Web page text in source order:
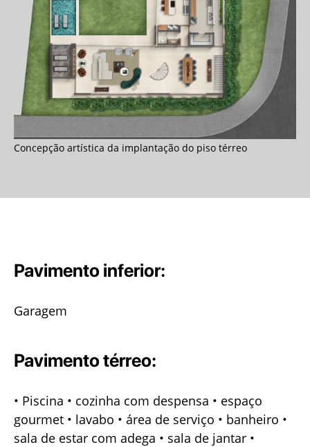
Concepção artística da implantação do piso térreo
Pavimento inferior:
Garagem
Pavimento térreo:
• Piscina • cozinha com despensa • espaço
gourmet • lavabo • área de serviço • banheiro •
sala de estar com adega • sala de jantar •